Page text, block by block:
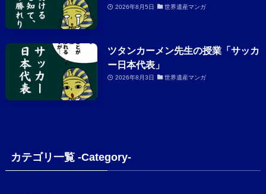
2026年8月5日 世界遺産マンガ
ツタンカーメン先生の授業「サッカ
ー日本代表」
2026年8月3日 世界遺産マンガ
カテゴリ一覧 -Category-